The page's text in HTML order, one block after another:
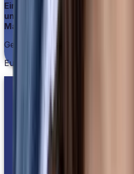
Ein so gutes Preis-Leistungs-
unserer anderen Cloud-Dienste.
Marc Huttner
Geschäftsleitung
Euro Union Assistance